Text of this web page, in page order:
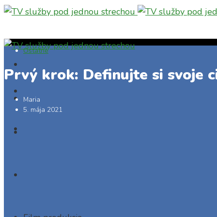
Ostatné
Prvý krok: Definujte si svoje
Maria
5. mája 2021